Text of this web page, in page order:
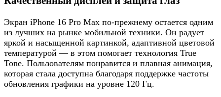
Экран iPhone 16 Pro Max по-прежнему остается одним
из лучших на рынке мобильной техники. Он радует
яркой и насыщенной картинкой, адаптивной цветовой
температурой — в этом помогает технология True
Tone. Пользователям понравится и плавная анимация,
которая стала доступна благодаря поддержке частоты
обновления графики на уровне 120 Гц.